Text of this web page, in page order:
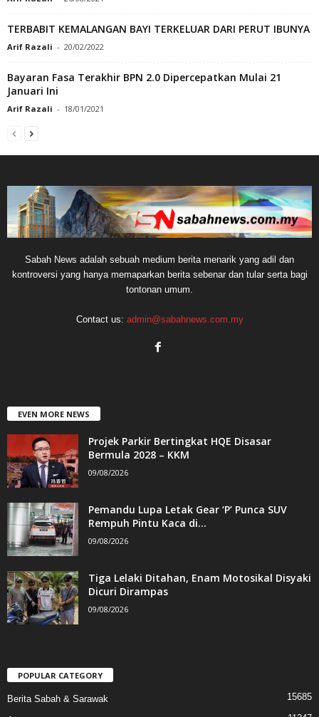
TERBABIT KEMALANGAN BAYI TERKELUAR DARI PERUT IBUNYA
Arif Razali - 20/02/2022
Bayaran Fasa Terakhir BPN 2.0 Dipercepatkan Mulai 21
Januari Ini
Arif Razali - 18/01/2021
Sabah News adalah sebuah medium berita menarik yang adil dan
kontroversi yang hanya memaparkan berita sebenar dan tular serta bagi
tontonan umum.
Contact us: admin@sabahnews.com.my
EVEN MORE NEWS
Projek Parkir Bertingkat HQE Disasar
Bermula 2028 – KKM
09/08/2026
Pemandu Lupa Letak Gear ‘P’ Punca SUV
Rempuh Pintu Kaca di...
09/08/2026
Tiga Lelaki Ditahan, Enam Motosikal Disyaki
Dicuri Dirampas
09/08/2026
POPULAR CATEGORY
Berita Sabah & Sarawak 15685